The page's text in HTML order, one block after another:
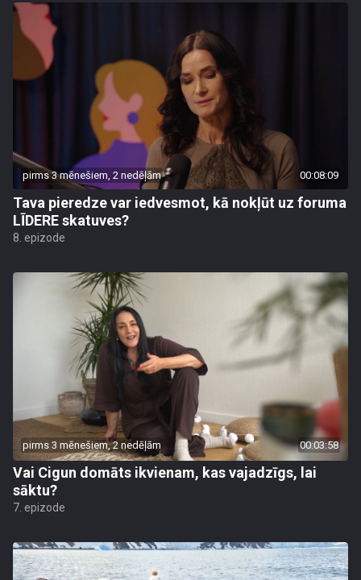
pirms 3 mēnešiem, 2 nedēļām 00:08:09
Tava pieredze var iedvesmot, kā nokļūt uz foruma
LĪDERE skatuves?
8. epizode
pirms 3 mēnešiem, 2 nedēļām 00:03:58
Vai Cigun domāts ikvienam, kas vajadzīgs, lai
sāktu?
7. epizode